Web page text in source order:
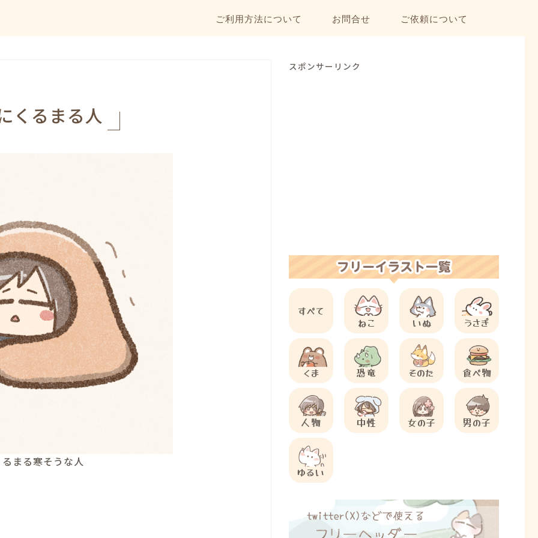
ご利用方法について お問合せ ご依頼について
くるまる人
まる寒そうな人
スポンサーリンク
すべて
ねこ
いぬ うさぎ
くま 恐竜 そのた 食べ物
人物 中性 女の子 男の子
ゆるい